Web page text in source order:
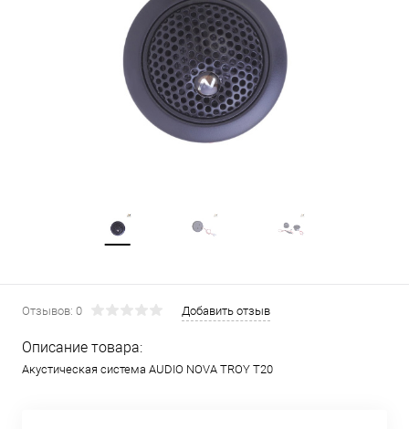
Отзывов: 0 Добавить отзыв
Описание товара:
Акустическая система AUDIO NOVA TROY T20